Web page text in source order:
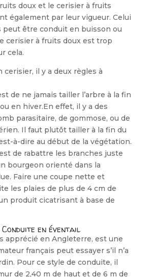
doux et le cerisier à fruits
également par leur vigueur. Celui
peut être conduit en buisson ou
cerisier à fruits doux est trop
cela.
cerisier, il y a deux règles à
de ne jamais tailler l’arbre à la fin
en hiver.En effet, il y a des
parasitaire, de gommose, ou de
Il faut plutôt tailler à la fin du
à-dire au début de la végéta­tion.
de rabattre les branches juste
bourgeon orienté dans la
Faire une coupe nette et
les plaies de plus de 4 cm de
produit cicatrisant à base de
Conduite en éventail
apprécié en Angleterre, est une
français peut essayer s’il n’a
Pour ce style de conduite, il
de 2,40 m de haut et de 6 m de